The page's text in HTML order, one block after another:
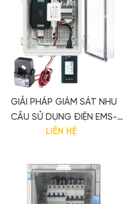
GIẢI PHÁP GIÁM SÁT NHU
CẦU SỬ DỤNG ĐIỆN EMS-
SUITE
LIÊN HỆ